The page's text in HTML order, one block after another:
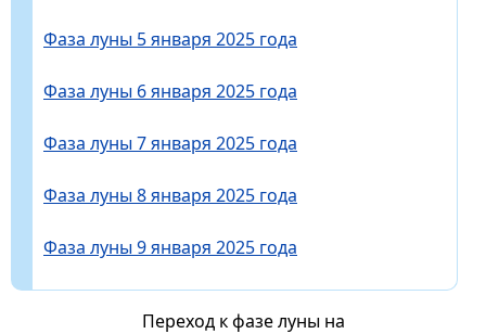
Фаза луны 5 января 2025 года
Фаза луны 6 января 2025 года
Фаза луны 7 января 2025 года
Фаза луны 8 января 2025 года
Фаза луны 9 января 2025 года
Переход к фазе луны на